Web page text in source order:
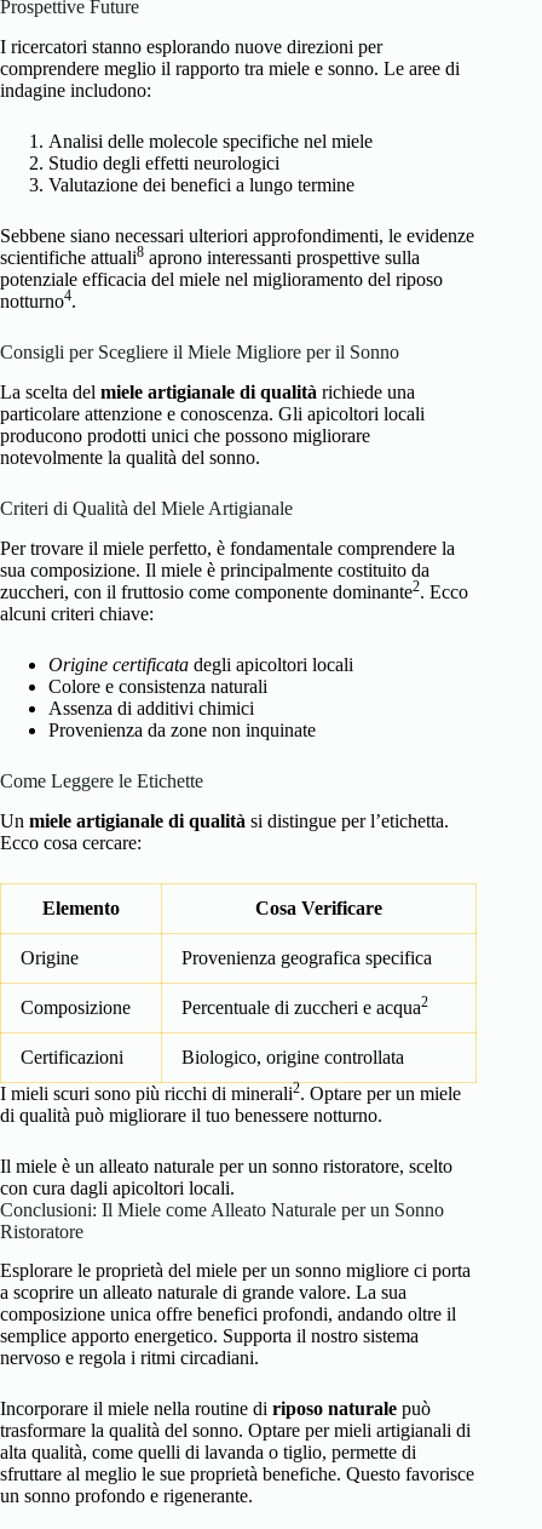
Prospettive Future
I ricercatori stanno esplorando nuove direzioni per
comprendere meglio il rapporto tra miele e sonno. Le aree di
indagine includono:
Analisi delle molecole specifiche nel miele
Studio degli effetti neurologici
Valutazione dei benefici a lungo termine
Sebbene siano necessari ulteriori approfondimenti, le evidenze
scientifiche attuali8 aprono interessanti prospettive sulla
potenziale efficacia del miele nel miglioramento del riposo
notturno4.
Consigli per Scegliere il Miele Migliore per il Sonno
La scelta del miele artigianale di qualità richiede una
particolare attenzione e conoscenza. Gli apicoltori locali
producono prodotti unici che possono migliorare
notevolmente la qualità del sonno.
Criteri di Qualità del Miele Artigianale
Per trovare il miele perfetto, è fondamentale comprendere la
sua composizione. Il miele è principalmente costituito da
zuccheri, con il fruttosio come componente dominante2. Ecco
alcuni criteri chiave:
Origine certificata degli apicoltori locali
Colore e consistenza naturali
Assenza di additivi chimici
Provenienza da zone non inquinate
Come Leggere le Etichette
Un miele artigianale di qualità si distingue per l’etichetta.
Ecco cosa cercare:
Elemento Cosa Verificare
Origine Provenienza geografica specifica
Composizione Percentuale di zuccheri e acqua2
Certificazioni
Biologico, origine controllata
I mieli scuri sono più ricchi di minerali2. Optare per un miele
di qualità può migliorare il tuo benessere notturno.
Il miele è un alleato naturale per un sonno ristoratore, scelto
con cura dagli apicoltori locali.
Conclusioni: Il Miele come Alleato Naturale per un Sonno
Ristoratore
Esplorare le proprietà del miele per un sonno migliore ci porta
a scoprire un alleato naturale di grande valore. La sua
composizione unica offre benefici profondi, andando oltre il
semplice apporto energetico. Supporta il nostro sistema
nervoso e regola i ritmi circadiani.
Incorporare il miele nella routine di riposo naturale può
trasformare la qualità del sonno. Optare per mieli artigianali di
alta qualità, come quelli di lavanda o tiglio, permette di
sfruttare al meglio le sue proprietà benefiche. Questo favorisce
un sonno profondo e rigenerante.